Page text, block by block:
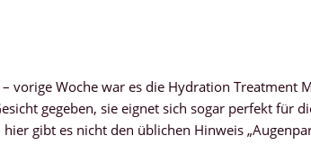
Woche war es die Hydration Treatment
gegeben, sie eignet sich sogar perfekt für
gibt es nicht den üblichen Hinweis